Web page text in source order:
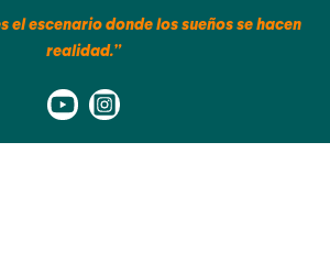
el escenario donde los sueños se hacen
realidad.”